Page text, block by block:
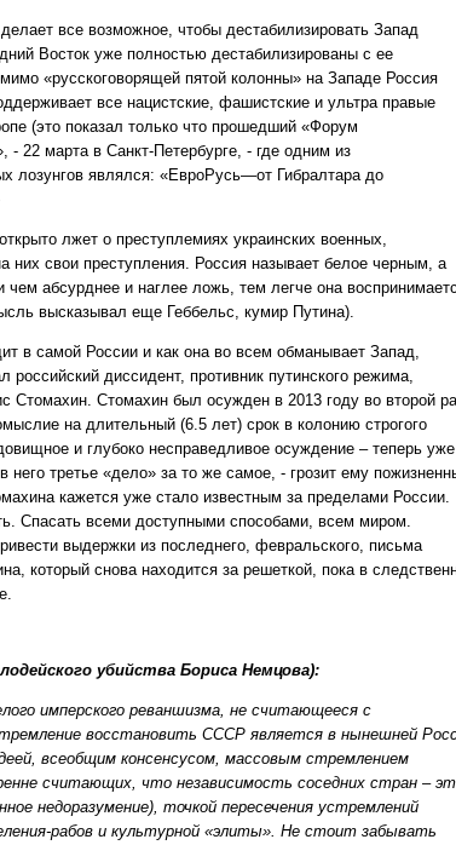
все возможное, чтобы дестабилизировать Запад
Восток уже полностью дестабилизированы с ее
«русскоговорящей пятой колонны» на Западе Россия
все нацистские, фашистские и ультра правые
(это показал только что прошедший «Форум
- 22 марта в Санкт-Петербурге, - где одним из
лозунгов являлся: «ЕвроРусь—от Гибралтара до
лжет о преступлемиях украинских военных,
них свои преступления. Россия называет белое черным, а
чем абсурднее и наглее ложь, тем легче она
высказывал еще Геббельс, кумир Путина).
в самой России и как она во всем обманывает Запад,
российский диссидент, противник путинского режима,
Стомахин. Стомахин был осужден в 2013 году во второй
на длительный (6.5 лет) срок в колонию строгого
и глубоко несправедливое осуждение – теперь уже
него третье «дело» за то же самое, - грозит ему
кажется уже стало известным за пределами России.
Спасать всеми доступными способами, всем миром.
выдержки из последнего, февральского, письма
который снова находится за решеткой, пока в
убийства Бориса Немцова):
имперского реваншизма, не считающееся с
восстановить СССР является в нынешней
всеобщим консенсусом, массовым стремлением
считающих, что независимость соседних стран –
недоразумение), точкой пересечения устремлений
рабов и культурной «элиты». Не стоит забывать